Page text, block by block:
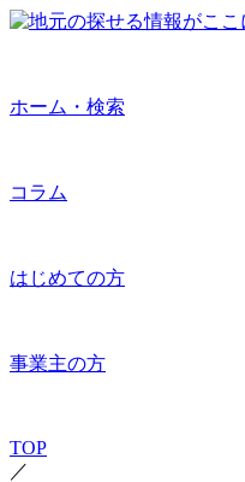
ホーム・検索
コラム
はじめての方
事業主の方
TOP
／